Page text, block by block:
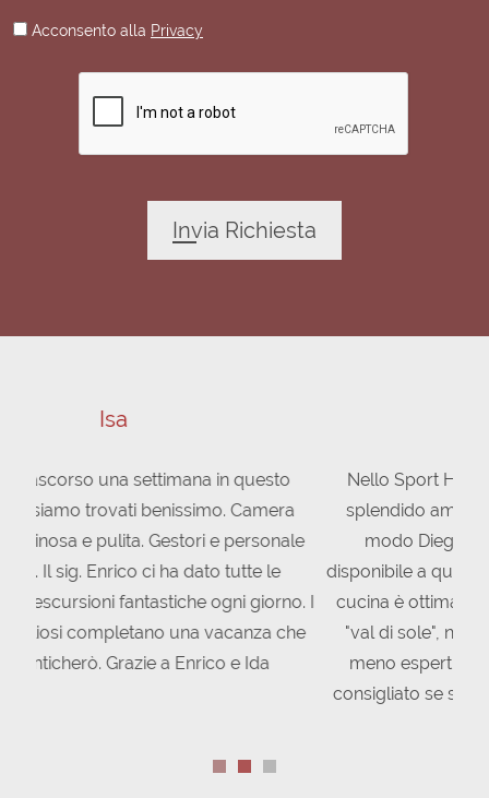
Acconsento alla Privacy
Invia Richiesta
Nello Sport Hotel Stella Alpina ho trovato uno
splendido ambiente. Tutto lo staff, in particolar
modo Diego, Asia, Enrico e Ida, è sempre
disponibile a qualsiasi domanda o informazione. La
cucina è ottima L'hotel è situato in una splendida
"val di sole", nella quale si trovano gite sia per i
meno esperti sia per i più esperti. Hotel super
consigliato se si volesse passare una vacanza nei